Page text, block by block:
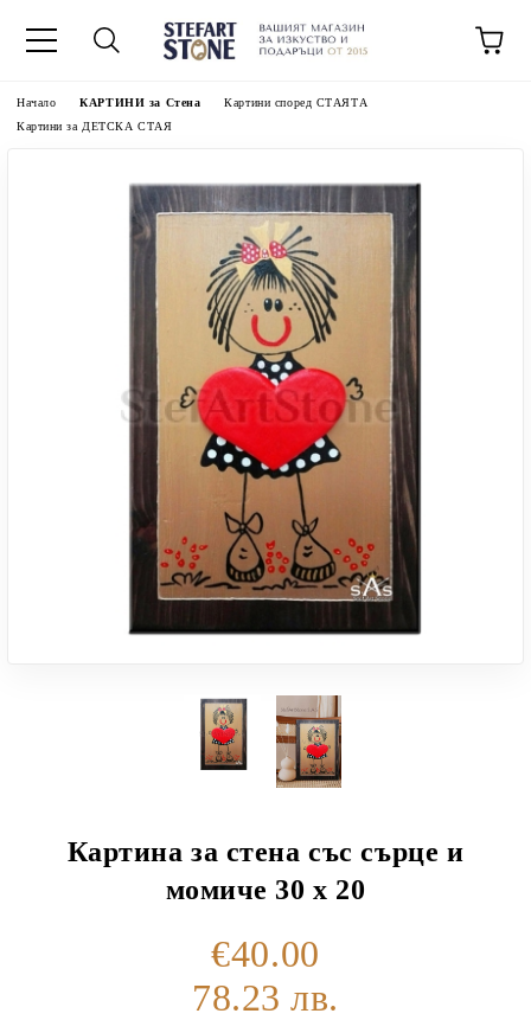
Начало КАРТИНИ за Стена
Картини според СТАЯТА
Картини за ДЕТСКА СТАЯ
Картина за стена със сърце и
момиче 30 х 20
€40.00
78.23 лв.